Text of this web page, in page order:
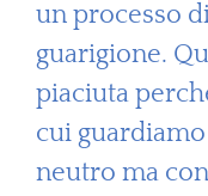
un processo
guarigione.
piaciuta
cui
neutro ma